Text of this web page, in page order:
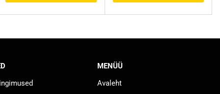
MENÜÜ
Avaleht